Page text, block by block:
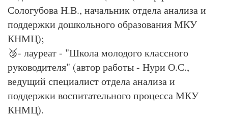
Сологубова Н.В., начальник отдела анализа и
поддержки дошкольного образования МКУ
КНМЦ);
🥉- лауреат - "Школа молодого классного
руководителя" (автор работы - Нури О.С.,
ведущий специалист отдела анализа и
поддержки воспитательного процесса МКУ
КНМЦ).